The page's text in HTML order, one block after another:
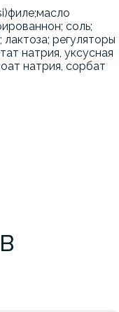
соль;
регуляторы
натрия, уксусная
натрия, сорбат